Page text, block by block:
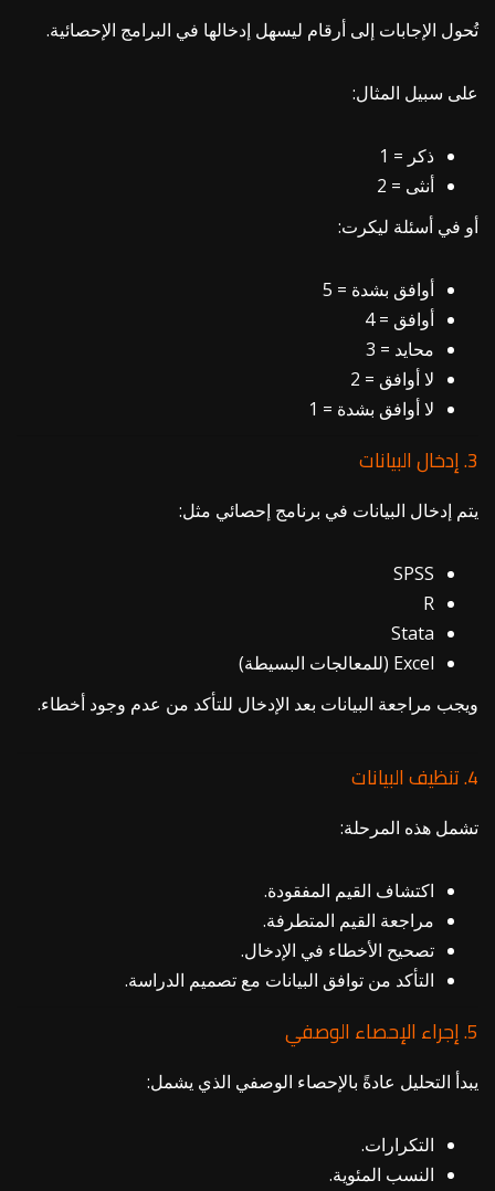
تُحول الإجابات إلى أرقام ليسهل إدخالها في البرامج الإحصائية.
على سبيل المثال:
ذكر = 1
أنثى = 2
أو في أسئلة ليكرت:
أوافق بشدة = 5
أوافق = 4
محايد = 3
لا أوافق = 2
لا أوافق بشدة = 1
3. إدخال البيانات
يتم إدخال البيانات في برنامج إحصائي مثل:
SPSS
R
Stata
Excel (للمعالجات البسيطة)
ويجب مراجعة البيانات بعد الإدخال للتأكد من عدم وجود أخطاء.
4. تنظيف البيانات
تشمل هذه المرحلة:
اكتشاف القيم المفقودة.
مراجعة القيم المتطرفة.
تصحيح الأخطاء في الإدخال.
التأكد من توافق البيانات مع تصميم الدراسة.
5. إجراء الإحصاء الوصفي
يبدأ التحليل عادةً بالإحصاء الوصفي الذي يشمل:
التكرارات.
النسب المئوية.